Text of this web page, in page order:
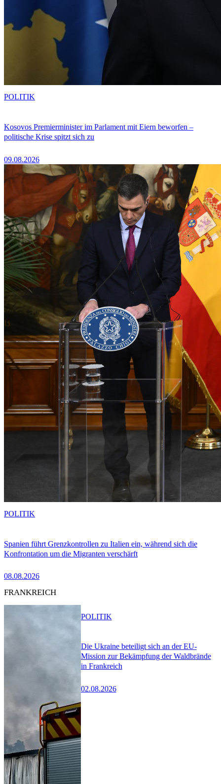
Kosovos Premierminister im Parlament mit Eiern beworfen –
politische Krise spitzt sich zu
09.08.2026
POLITIK
Spanien führt Grenzkontrollen zu Italien ein, während sich die
Konfrontation um die Migranten verschärft
08.08.2026
POLITIK
FRANKREICH
Die Ukraine beteiligt sich an der EU-
Mission zur Bekämpfung der Waldbrände
in Frankreich
02.08.2026
POLITIK